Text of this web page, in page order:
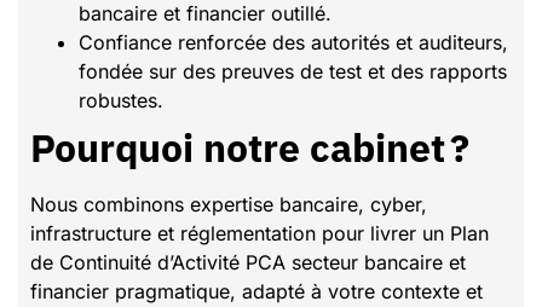
bancaire et financier outillé.
Confiance renforcée des autorités et auditeurs,
fondée sur des preuves de test et des rapports
robustes.
Pourquoi notre cabinet ?
Nous combinons expertise bancaire, cyber,
infrastructure et réglementation pour livrer un Plan
de Continuité d’Activité PCA secteur bancaire et
financier pragmatique, adapté à votre contexte et